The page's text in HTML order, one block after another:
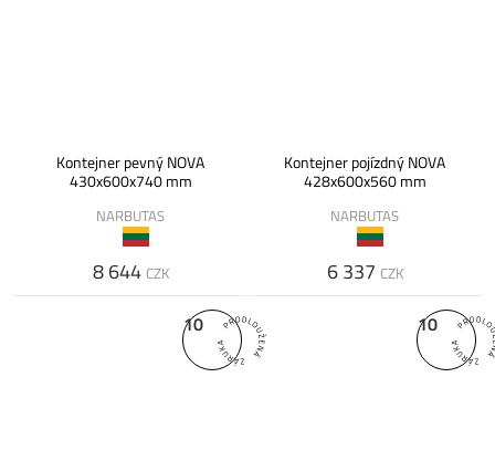
Kontejner pevný NOVA
430x600x740 mm
NARBUTAS
8 644 CZK
Kontejner pojízdný NOVA
428x600x560 mm
NARBUTAS
6 337 CZK
10 10